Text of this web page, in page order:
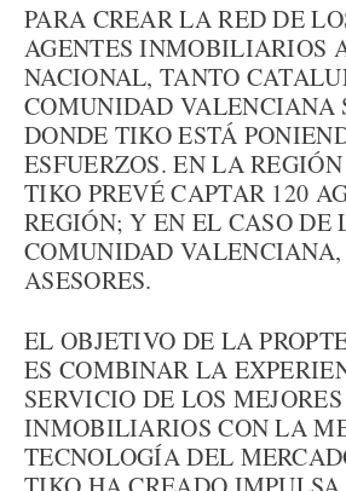
PARA CREAR LA RED DE
AGENTES INMOBILIARIOS
NACIONAL, TANTO
COMUNIDAD VALENCIANA
DONDE TIKO ESTÁ
ESFUERZOS. EN LA
TIKO PREVÉ CAPTAR 120
REGIÓN; Y EN EL CASO DE
COMUNIDAD VALENCIANA,
ASESORES.
EL OBJETIVO DE LA
ES COMBINAR LA
SERVICIO DE LOS
INMOBILIARIOS CON LA
TECNOLOGÍA DEL